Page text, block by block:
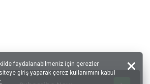
faydalanabilmeniz için çerezler
giriş yaparak çerez kullanımını kabul